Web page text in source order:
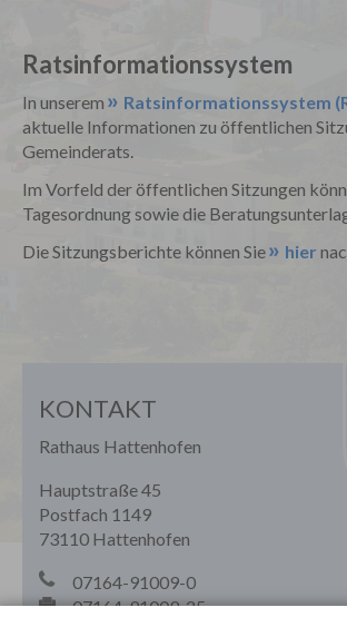
Ratsinformationssystem
In unserem Ratsinformationssystem
aktuelle Informationen zu öffentlichen
Gemeinderats.
Im Vorfeld der öffentlichen Sitzungen
Tagesordnung sowie die
Die Sitzungsberichte können Sie
hier
KONTAKT
Rathaus Hattenhofen
Hauptstraße 45
Postfach 1149
73110 Hattenhofen
07164-91009-0
07164-91009-25